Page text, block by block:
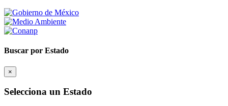
Buscar por Estado
×
Selecciona un Estado